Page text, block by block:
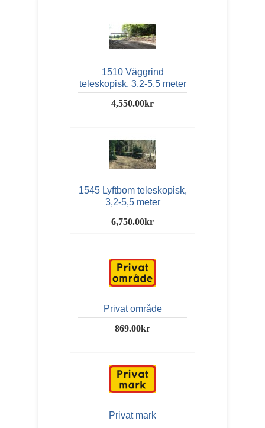
1510 Väggrind
teleskopisk, 3,2-5,5 meter
4,550.00kr
1545 Lyftbom teleskopisk,
3,2-5,5 meter
6,750.00kr
Privat område
869.00kr
Privat mark